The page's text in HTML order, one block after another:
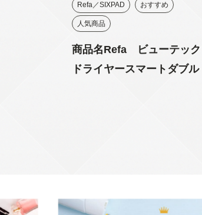
Refa／SIXPAD おすすめ
人気商品
商品名Refa ビューテック
ドライヤースマートダブル